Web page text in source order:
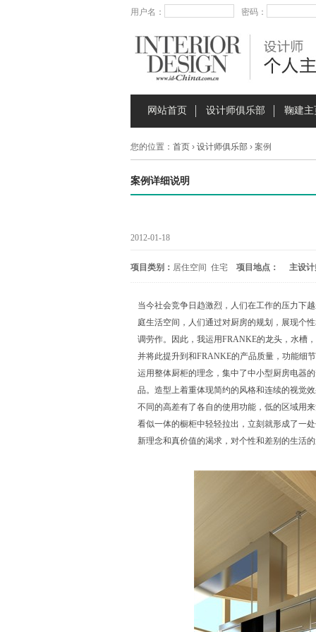
用户名： 密码：
网站首页 设计师俱乐部 鞠建主
您的位置： 首页› 设计师俱乐部› 案例
案例详细说明
2012-01-18
项目类别： 居住空间 住宅 项目地点： 主设
当今社会竞争日趋激烈，人们在工作的压力下
庭生活空间，人们通过对厨房的规划，展现个
调劳作。因此，我运用FRANKE的龙头，水槽
并将此提升到和FRANKE的产品质量，功能细
运用整体厨柜的理念，集中了中小型厨房电器
品。造型上着重体现简约的风格和连续的视觉
不同的高差有了各自的使用功能，低的区域用
看似一体的橱柜中轻轻拉出，立刻就形成了一
新理念和真价值的渴求，对个性和差别的生活